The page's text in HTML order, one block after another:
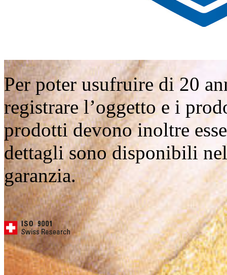
Per poter usufruire di 20
registrare l’oggetto e i
prodotti devono inoltre
dettagli sono disponibili
garanzia.